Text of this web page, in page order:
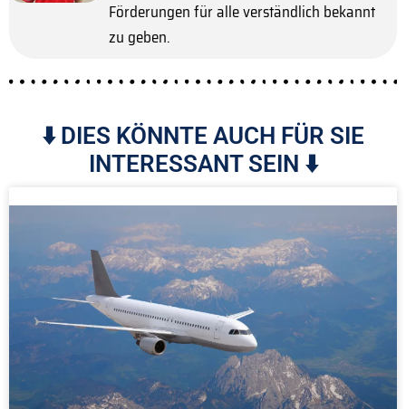
Förderungen für alle verständlich bekannt
zu geben.
⬇️ DIES KÖNNTE AUCH FÜR SIE
INTERESSANT SEIN ⬇️